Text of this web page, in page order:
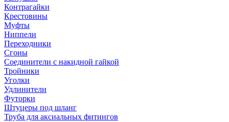
Контрагайки
Крестовины
Муфты
Ниппели
Переходники
Сгоны
Соединители с накидной гайкой
Тройники
Уголки
Удлинители
Футорки
Штуцеры под шланг
Труба для аксиальных фитингов